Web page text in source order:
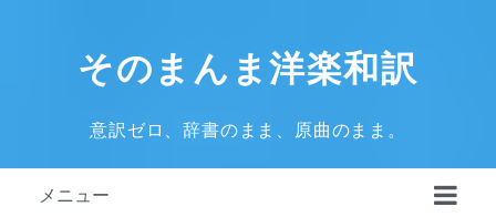
そのまんま洋楽和訳
意訳ゼロ、辞書のまま、原曲のまま。
メニュー